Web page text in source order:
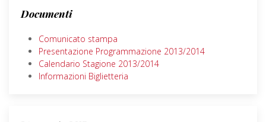
Documenti
Comunicato stampa
Presentazione Programmazione 2013/2014
Calendario Stagione 2013/2014
Informazioni Biglietteria